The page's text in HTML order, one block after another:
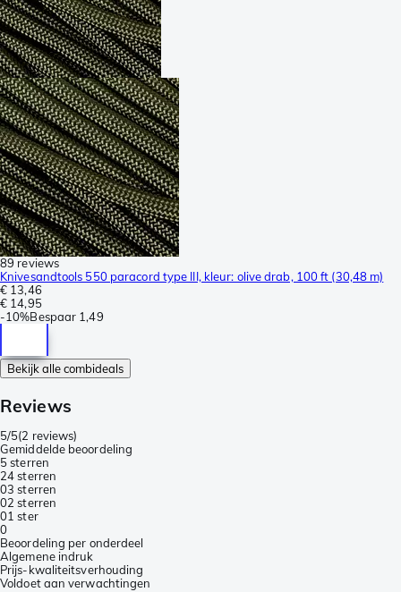
89 reviews
Knivesandtools 550 paracord type III, kleur: olive drab, 100 ft (30,48 m)
€ 13,46
€ 14,95
-10%Bespaar 1,49
Bekijk alle combideals
Reviews
5/5(2 reviews)
Gemiddelde beoordeling
5 sterren
24 sterren
03 sterren
02 sterren
01 ster
0
Beoordeling per onderdeel
Algemene indruk
Prijs-kwaliteitsverhouding
Voldoet aan verwachtingen